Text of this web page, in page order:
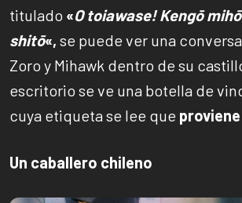
titulado «O toiawase! Kengō
shitō«, se puede ver una
Zoro y Mihawk dentro de su
escritorio se ve una botella de
cuya etiqueta se lee que
Un caballero chileno